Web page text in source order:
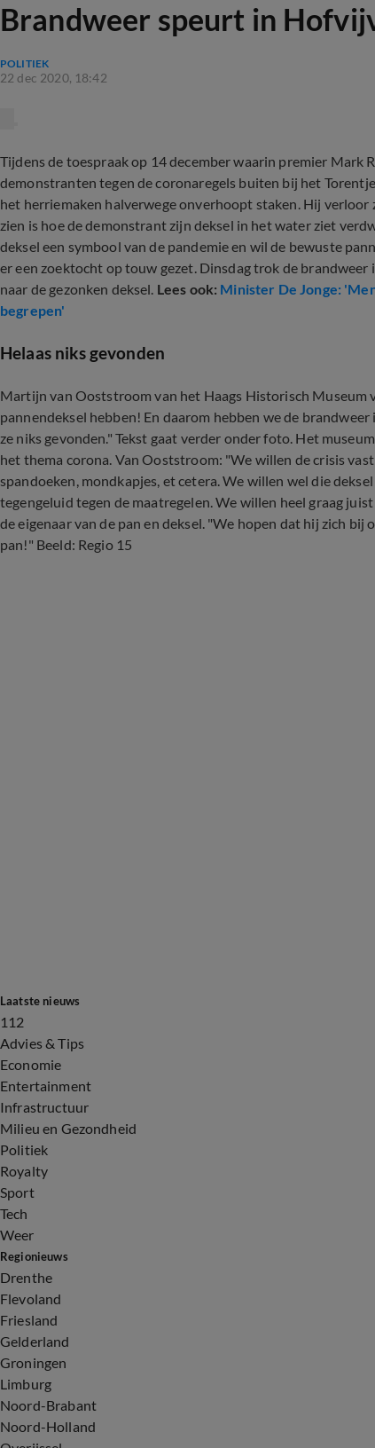
Brandweer speurt in
POLITIEK
22 dec 2020, 18:42
Tijdens de toespraak op 14 december waarin premier Mark
demonstranten tegen de coronaregels buiten bij het
het herriemaken halverwege onverhoopt staken. Hij
zien is hoe de demonstrant zijn deksel in het water ziet
deksel een symbool van de pandemie en wil de bewuste
er een zoektocht op touw gezet. Dinsdag trok de
naar de gezonken deksel. Lees ook: Minister De Jonge:
begrepen'
Helaas niks gevonden
Martijn van Ooststroom van het Haags Historisch Museum
pannendeksel hebben! En daarom hebben we de
ze niks gevonden." Tekst gaat verder onder foto. Het
het thema corona. Van Ooststroom: "We willen de crisis
spandoeken, mondkapjes, et cetera. We willen wel die
tegengeluid tegen de maatregelen. We willen heel graag
de eigenaar van de pan en deksel. "We hopen dat hij zich
pan!" Beeld: Regio 15
Laatste nieuws
112
Advies & Tips
Economie
Entertainment
Infrastructuur
Milieu en Gezondheid
Politiek
Royalty
Sport
Tech
Weer
Regionieuws
Drenthe
Flevoland
Friesland
Gelderland
Groningen
Limburg
Noord-Brabant
Noord-Holland